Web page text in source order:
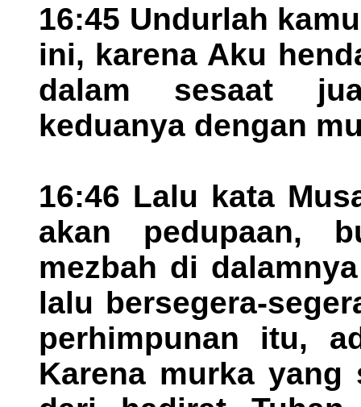
16:45 Undurlah
ini, karena Aku
dalam sesaat
keduanya dengan
16:46 Lalu kata
akan pedupaan,
mezbah di
lalu bersegera-
perhimpunan itu,
Karena murka yang